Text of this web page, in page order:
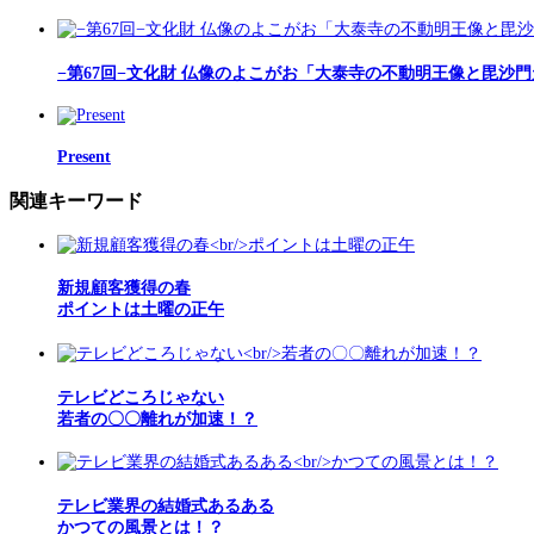
−第67回−文化財 仏像のよこがお「大泰寺の不動明王像と毘沙
Present
関連キーワード
新規顧客獲得の春
ポイントは土曜の正午
テレビどころじゃない
若者の〇〇離れが加速！？
テレビ業界の結婚式あるある
かつての風景とは！？